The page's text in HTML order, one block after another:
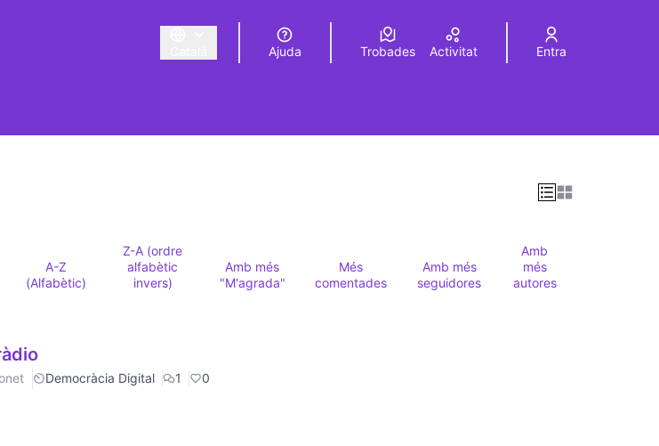
Triar la llengua Elegir el idioma Choose language
Ajuda Trobades Activitat Entra
A-Z
(Alfabètic)
Z-A (ordre
alfabètic
invers)
Amb més
"M'agrada"
Més
comentades
Amb més
seguidores
Amb
més
autores
Democràcia Digital 1 0